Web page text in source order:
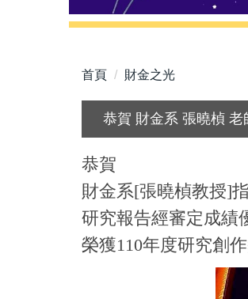
首頁 財金之光
恭賀 財金系 張曉楨
恭賀
財金系[張曉楨教授]
研究報告經審定成績
榮獲110年度研究創